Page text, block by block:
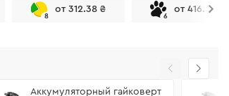
8
от 312.38 ₴
6
от 416.50 ₴
Аккумуляторный гайковерт